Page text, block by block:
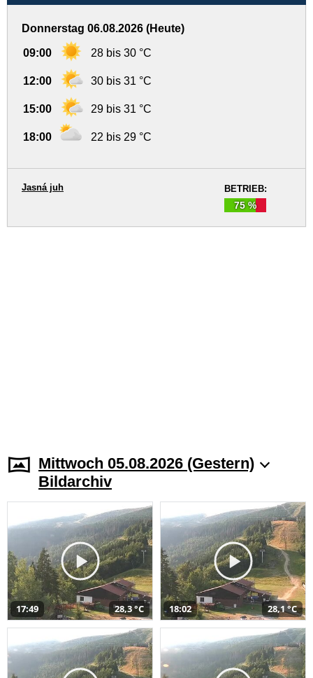
Donnerstag 06.08.2026 (Heute)
09:00 28 bis 30 °C
12:00 30 bis 31 °C
15:00 29 bis 31 °C
18:00 22 bis 29 °C
BETRIEB:
75 %
Jasná juh
Mittwoch 05.08.2026 (Gestern)
Bildarchiv
17:49 28,3 °C 18:02 28,1 °C